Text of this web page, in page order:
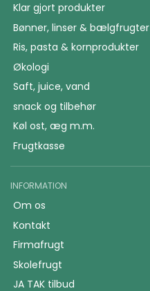
Klar gjort produkter
Bønner, linser & bælgfrugter
Ris, pasta & kornprodukter
Økologi
Saft, juice, vand
snack og tilbehør
Køl ost, æg m.m.
Frugtkasse
INFORMATION
Om os
Kontakt
Firmafrugt
Skolefrugt
JA TAK tilbud